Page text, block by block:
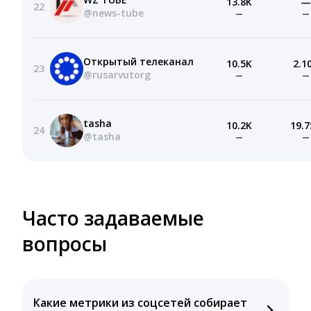
22
@news-tube
— —
23
Открытый телеканал
@rusarvutorg
10.5K
— —
24
tasha
@tasha
10.2K
— —
Часто задаваемые
вопросы
Какие метрики из соцсетей собирает